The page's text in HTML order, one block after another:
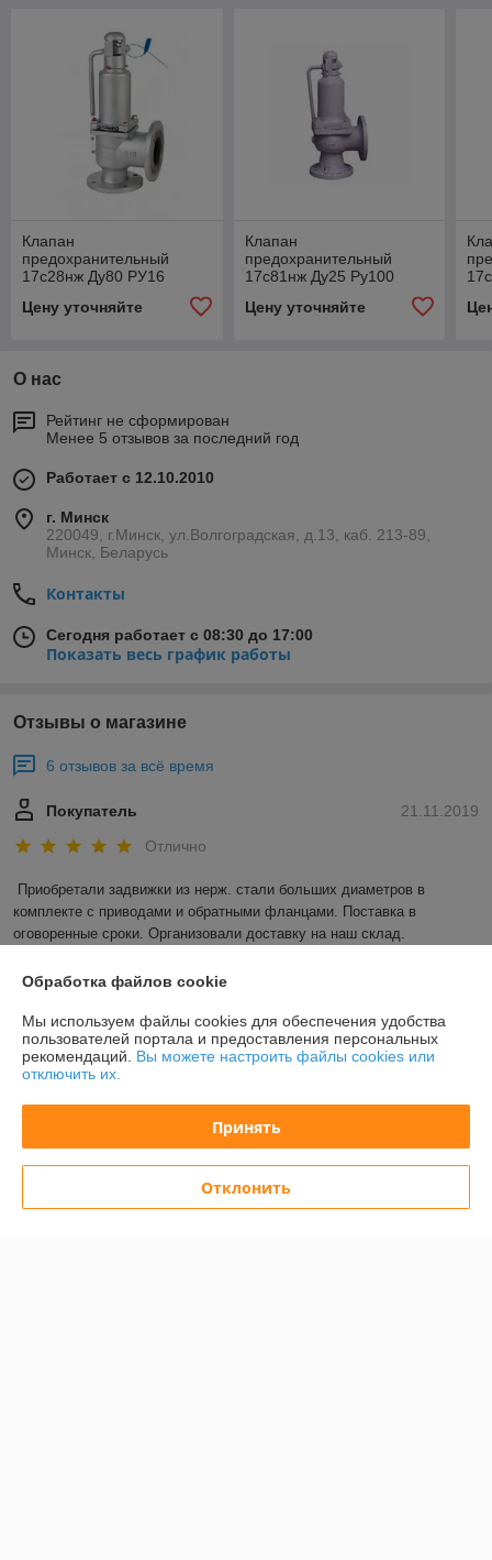
Клапан
предохранительный
17с28нж Ду80 РУ16
Цену уточняйте
Клапан
предохранительный
17с81нж Ду25 Ру100
Цену уточняйте
О нас
Рейтинг не сформирован
Менее 5 отзывов за последний год
Работает с 12.10.2010
г. Минск
220049, г.Минск, ул.Волгоградская, д.13, каб. 213-89,
Минск, Беларусь
Контакты
Сегодня работает с 08:30 до 17:00
Показать весь график работы
Отзывы о магазине
6 отзывов за всё время
21.11.2019
Покупатель
Отлично
Приобретали задвижки из нерж. стали больших диаметров в
комплекте с приводами и обратными фланцами. Поставка в
оговоренные сроки. Организовали доставку на наш склад.
12.04.2019
Покупатель
Компания отличная! Доставка в указанные сроки.  По стоимости всё
Благодарю Вас за сотрудничество!
Обработка файлов cookie
Мы используем файлы cookies для обеспечения удобства
пользователей портала и предоставления персональных
рекомендаций. Вы можете настроить файлы cookies или
отключить их.
Принять
Отклонить